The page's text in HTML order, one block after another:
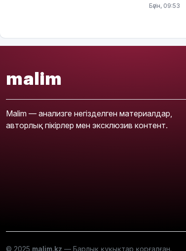
Бүгін, 09:53
malim
Malim — анализге негізделген материалдар,
авторлық пікірлер мен эксклюзив контент.
© 2025 malim.kz — Барлық құқықтар қорғалған.